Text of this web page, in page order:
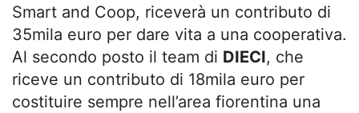
Smart and Coop, riceverà un contributo di
35mila euro per dare vita a una cooperativa.
Al secondo posto il team di DIECI, che
riceve un contributo di 18mila euro per
costituire sempre nell’area fiorentina una